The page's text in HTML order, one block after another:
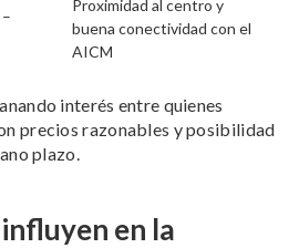
Proximidad al centro y
buena conectividad con el
AICM
interés entre quienes
precios razonables y posibilidad
plazo.
en la